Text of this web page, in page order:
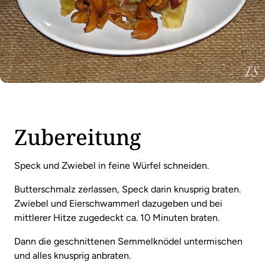
Zubereitung
Speck und Zwiebel in feine Würfel schneiden.
Butterschmalz zerlassen, Speck darin knusprig braten.
Zwiebel und Eierschwammerl dazugeben und bei
mittlerer Hitze zugedeckt ca. 10 Minuten braten.
Dann die geschnittenen Semmelknödel untermischen
und alles knusprig anbraten.